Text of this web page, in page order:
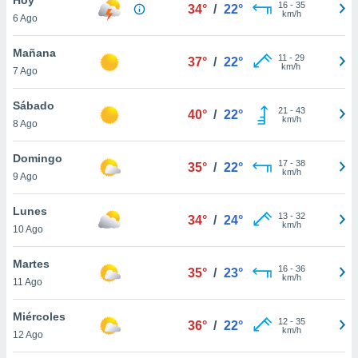
en
más
nuestra
de
cookies
aceptar
6 Ago
34° / 22° 16- 35
km/h
Mañana
7 Ago
37° / 22° 11 - 29
km/h
Sábado
8 Ago
40° / 22° 21 - 43
km/h
Domingo
9 Ago
35° / 22° 17- 38
km/h
Lunes
10 Ago
34° / 24° 13- 32
km/h
Martes
11 Ago
35° / 23° 16- 36
km/h
Miércoles
12 Ago
36° / 22° 12- 35
km/h